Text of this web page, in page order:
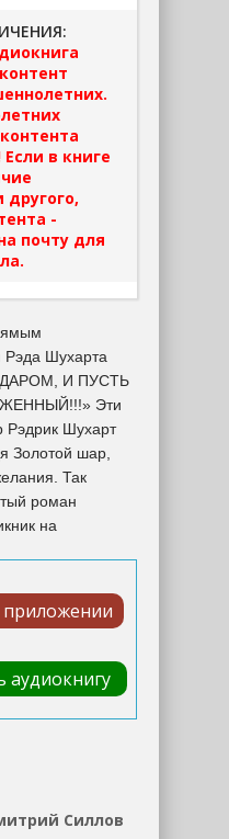
в книге
-
почту для
Рэда Шухарта
И ПУСТЬ
Эти
Рэдрик Шухарт
Золотой шар,
Так
роман
на
приложении
аудиокнигу
Силлов